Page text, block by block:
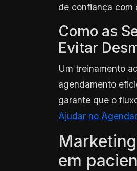
de confiança com
Como as
Evitar
Um treinamento
agendamento
garante que o
Ajudar no
em